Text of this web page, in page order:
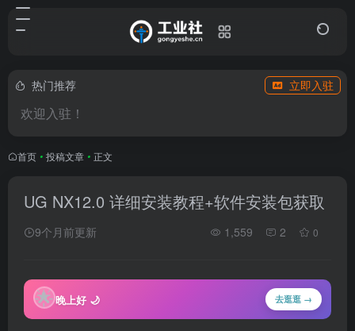
热门推荐 立即入驻
欢迎入驻！
首页 • 投稿文章 • 正文
UG NX12.0 详细安装教程+软件安装包获取
9个月前更新 1,559 2 0
🌟晚上好 🌙 去逛逛 →